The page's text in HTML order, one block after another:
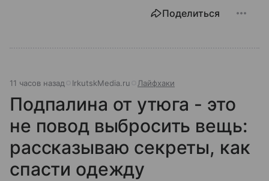
Поделиться
11 часов назад IrkutskMedia.ru Лайфхаки
Подпалина от утюга - это
не повод выбросить вещь:
рассказываю секреты, как
спасти одежду